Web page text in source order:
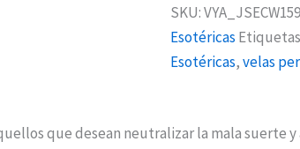
SKU:
Esotéricas
Esotéricas,velas
que desean neutralizar la mala suerte